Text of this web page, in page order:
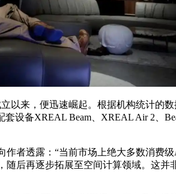
以来，便迅速崛起。根据机构统计的
设备XREAL Beam、XREAL Air 2、
者透露：“当前市场上绝大多数消费
随后再逐步拓展至空间计算领域。这